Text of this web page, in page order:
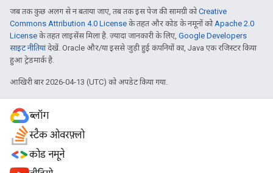
जब तक कुछ अलग से न बताया जाए, तब तक इस पेज की सामग्री कोCreative
Commons Attribution 4.0 License के तहत और कोड के नमूनों कोApache 2.0
License के तहत लाइसेंस मिला है. ज़्यादा जानकारी के लिए, Google Developers
साइट नीतियांदेखें. Oracle और/या इससे जुड़ी हुई कंपनियों का, Java एक रजिस्टर किया
हुआ ट्रेडमार्क है.
आखिरी बार 2026-04-13 (UTC) को अपडेट किया गया.
ब्लॉग
स्टैक ओवरफ़्लो
कोड नमूने